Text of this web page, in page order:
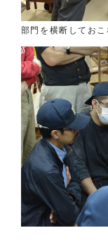
部門を横断してお